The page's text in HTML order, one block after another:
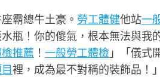
霸總牛土豪。 勞工體健他站一
瓶！你的傻氣，根本無法與我
推薦 ！ 一般勞工體檢 」「儀式
裡，成為最不對稱的裝飾品！